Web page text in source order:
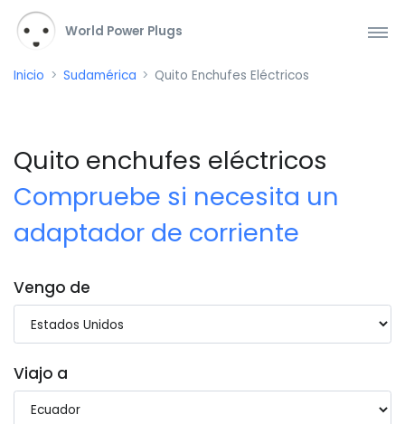
World Power Plugs
Inicio Sudamérica Quito Enchufes Eléctricos
Quito enchufes eléctricos
Compruebe si necesita un
adaptador de corriente
Vengo de
Viajo a